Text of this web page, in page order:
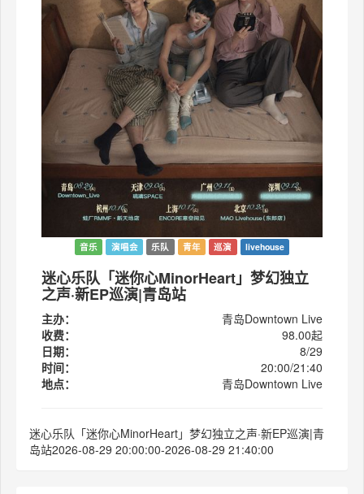
音乐 演唱会 乐队 青年 巡演 livehouse
迷心乐队「迷你心MinorHeart」梦幻独立
之声·新EP巡演|青岛站
主办：
青岛Downtown Live
收费：
98.00起
日期：
8/29
时间：
20:00/21:40
地点：
青岛Downtown Live
迷心乐队「迷你心MinorHeart」梦幻独立之声·新EP巡演|青
岛站2026-08-29 20:00:00-2026-08-29 21:40:00